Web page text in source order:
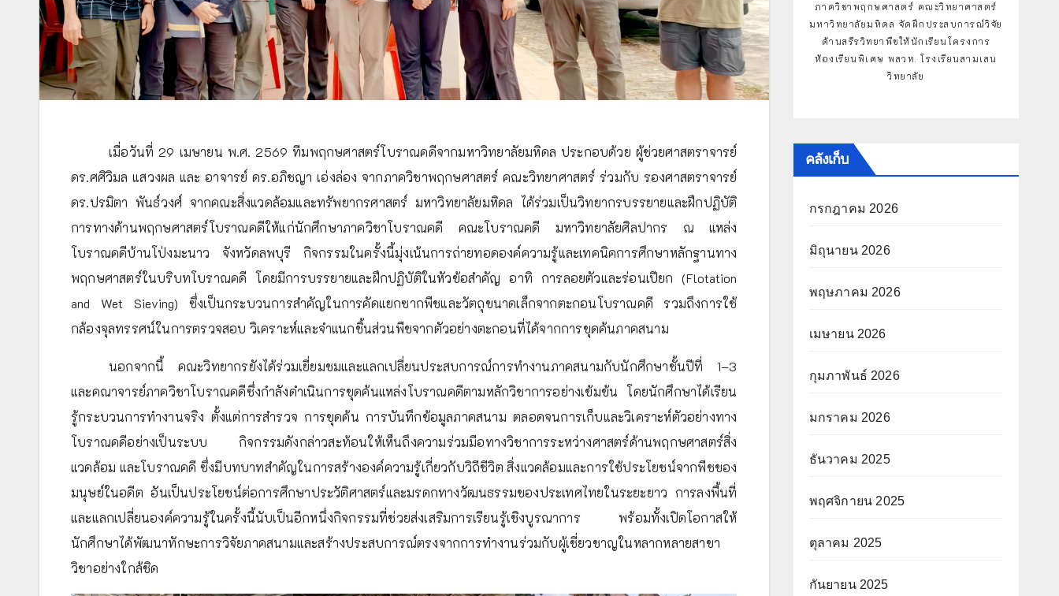
เมื่อวันที่ 29 เมษายน พ.ศ. 2569 ทีมพฤกษศาสตร์โบราณคดีจากมหาวิทยาลัยมหิดล ประกอบด้วย ผู้ช่วยศาสตราจารย์
ดร.ศศิวิมล แสวงผล และ อาจารย์ ดร.อภิชญา เอ่งล่อง จากภาควิชาพฤกษศาสตร์ คณะวิทยาศาสตร์ ร่วมกับ รองศาสตราจารย์
ดร.ปรมิตา พันธ์วงศ์ จากคณะสิ่งแวดล้อมและทรัพยากรศาสตร์ มหาวิทยาลัยมหิดล ได้ร่วมเป็นวิทยากรบรรยายและฝึกปฏิบัติ
การทางด้านพฤกษศาสตร์โบราณคดีให้แก่นักศึกษาภาควิชาโบราณคดี คณะโบราณคดี มหาวิทยาลัยศิลปากร ณ แหล่ง
โบราณคดีบ้านโป่งมะนาว จังหวัดลพบุรี กิจกรรมในครั้งนี้มุ่งเน้นการถ่ายทอดองค์ความรู้และเทคนิคการศึกษาหลักฐานทาง
พฤกษศาสตร์ในบริบทโบราณคดี โดยมีการบรรยายและฝึกปฏิบัติในหัวข้อสำคัญ อาทิ การลอยตัวและร่อนเปียก (Flotation
and Wet Sieving) ซึ่งเป็นกระบวนการสำคัญในการคัดแยกซากพืชและวัตถุขนาดเล็กจากตะกอนโบราณคดี รวมถึงการใช้
กล้องจุลทรรศน์ในการตรวจสอบ วิเคราะห์และจำแนกชิ้นส่วนพืชจากตัวอย่างตะกอนที่ได้จากการขุดค้นภาคสนาม
นอกจากนี้ คณะวิทยากรยังได้ร่วมเยี่ยมชมและแลกเปลี่ยนประสบการณ์การทำงานภาคสนามกับนักศึกษาชั้นปีที่ 1–3
และคณาจารย์ภาควิชาโบราณคดีซึ่งกำลังดำเนินการขุดค้นแหล่งโบราณคดีตามหลักวิชาการอย่างเข้มข้น โดยนักศึกษาได้เรียน
รู้กระบวนการทำงานจริง ตั้งแต่การสำรวจ การขุดค้น การบันทึกข้อมูลภาคสนาม ตลอดจนการเก็บและวิเคราะห์ตัวอย่างทาง
โบราณคดีอย่างเป็นระบบ กิจกรรมดังกล่าวสะท้อนให้เห็นถึงความร่วมมือทางวิชาการระหว่างศาสตร์ด้านพฤกษศาสตร์สิ่ง
แวดล้อม และโบราณคดี ซึ่งมีบทบาทสำคัญในการสร้างองค์ความรู้เกี่ยวกับวิถีชีวิต สิ่งแวดล้อมและการใช้ประโยชน์จากพืชของ
มนุษย์ในอดีต อันเป็นประโยชน์ต่อการศึกษาประวัติศาสตร์และมรดกทางวัฒนธรรมของประเทศไทยในระยะยาว การลงพื้นที่
และแลกเปลี่ยนองค์ความรู้ในครั้งนี้นับเป็นอีกหนึ่งกิจกรรมที่ช่วยส่งเสริมการเรียนรู้เชิงบูรณาการ พร้อมทั้งเปิดโอกาสให้
นักศึกษาได้พัฒนาทักษะการวิจัยภาคสนามและสร้างประสบการณ์ตรงจากการทำงานร่วมกับผู้เชี่ยวชาญในหลากหลายสาขา
วิชาอย่างใกล้ชิด
ภาควิชาพฤกษศาสตร์ คณะวิทยาศาสตร์
มหาวิทยาลัยมหิดล จัดฝึกประสบการณ์วิจัย
ด้านสรีรวิทยาพืชให้นักเรียนโครงการ
ห้องเรียนพิเศษ พสวท. โรงเรียนสามเสน
วิทยาลัย
คลังเก็บ
กรกฎาคม 2026
มิถุนายน 2026
พฤษภาคม 2026
เมษายน 2026
กุมภาพันธ์ 2026
มกราคม 2026
ธันวาคม 2025
พฤศจิกายน 2025
ตุลาคม 2025
กันยายน 2025